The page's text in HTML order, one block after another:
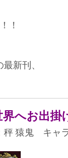
！
新刊、
へお出掛
猿鬼 キャ